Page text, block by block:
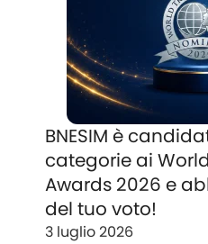
BNESIM è
categorie ai
Awards 2026 e
del tuo voto!
3 luglio 2026